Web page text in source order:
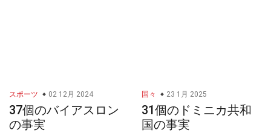
スポーツ 02 12月 2024
37個のバイアスロン
の事実
国々 23 1月 2025
31個のドミニカ共和
国の事実